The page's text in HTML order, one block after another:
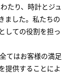
たり、時計とジュ
ました。私たちの
しての役割を担っ
てはお客様の満足
提供することによ